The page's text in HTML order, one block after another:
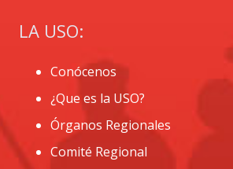
LA USO:
Conócenos
¿Que es la USO?
Órganos Regionales
Comité Regional